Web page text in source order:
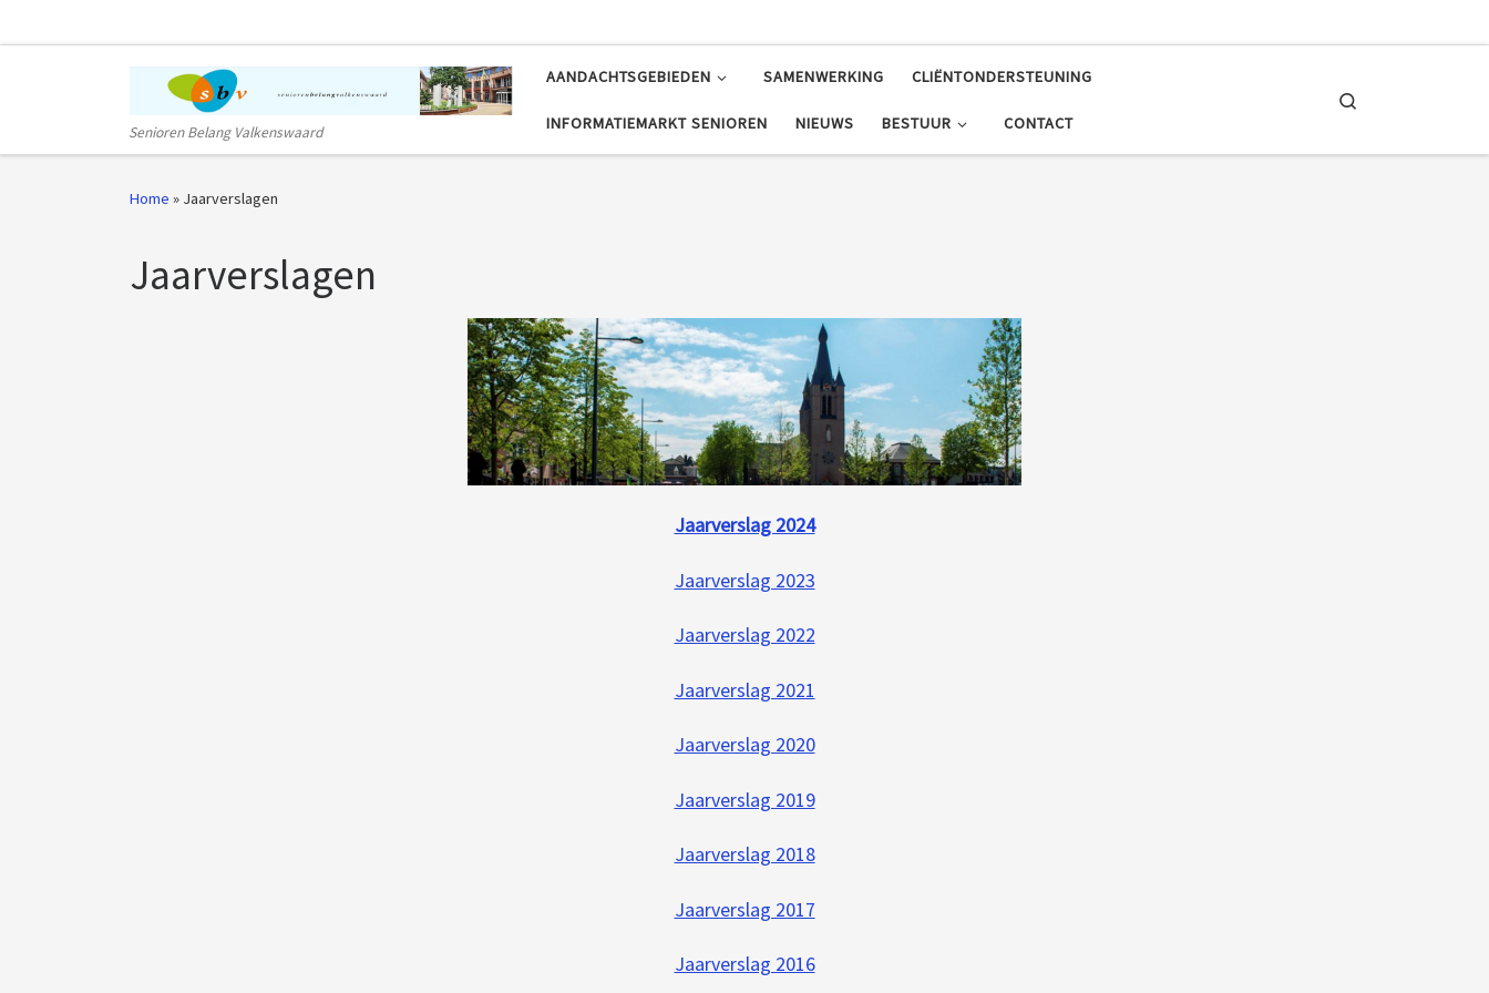
Senioren Belang Valkenswaard
AANDACHTSGEBIEDEN SAMENWERKING CLIËNTONDERSTEUNING
INFORMATIEMARKT SENIOREN NIEUWS BESTUUR CONTACT
Home » Jaarverslagen
Jaarverslagen
Jaarverslag 2024
Jaarverslag 2023
Jaarverslag 2022
Jaarverslag 2021
Jaarverslag 2020
Jaarverslag 2019
Jaarverslag 2018
Jaarverslag 2017
Jaarverslag 2016